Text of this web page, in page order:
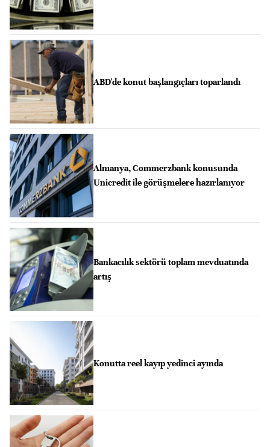
ABD'de konut başlangıçları toparlandı
Almanya, Commerzbank konusunda
Unicredit ile görüşmelere hazırlanıyor
Bankacılık sektörü toplam mevduatında
artış
Konutta reel kayıp yedinci ayında